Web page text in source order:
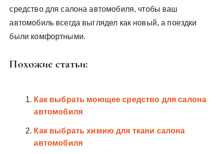
средство для салона автомобиля, чтобы ваш
автомобиль всегда выглядел как новый, а поездки
были комфортными.
Похожие статьи:
Как выбрать моющее средство для салона
автомобиля
Как выбрать химию для ткани салона
автомобиля